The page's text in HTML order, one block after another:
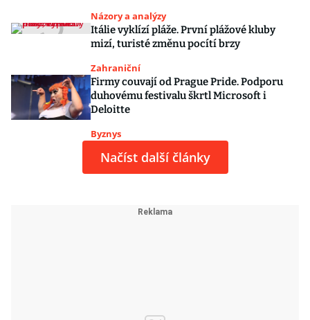
Názory a analýzy
Itálie vyklízí pláže. První plážové kluby
mizí, turisté změnu pocítí brzy
Zahraniční
Firmy couvají od Prague Pride. Podporu
duhovému festivalu škrtl Microsoft i
Deloitte
Byznys
Načíst další články